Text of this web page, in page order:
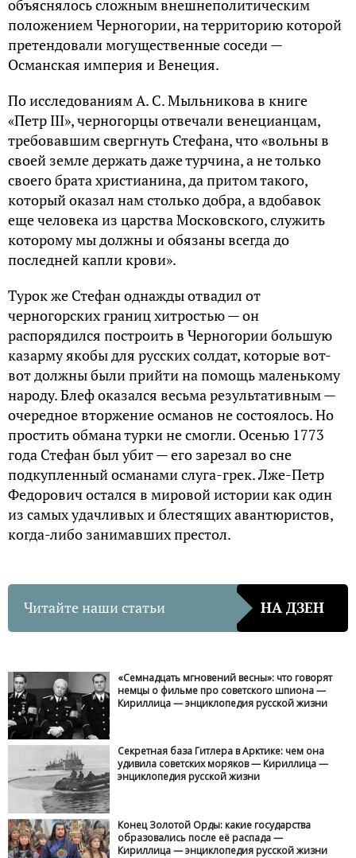
объяснялось сложным внешнеполитическим
положением Черногории, на территорию которой
претендовали могущественные соседи —
Османская империя и Венеция.
По исследованиям А. С. Мыльникова в книге
«Петр III», черногорцы отвечали венецианцам,
требовавшим свергнуть Стефана, что «вольны в
своей земле держать даже турчина, а не только
своего брата христианина, да притом такого,
который оказал нам столько добра, а вдобавок
еще человека из царства Московского, служить
которому мы должны и обязаны всегда до
последней капли крови».
Турок же Стефан однажды отвадил от
черногорских границ хитростью — он
распорядился построить в Черногории большую
казарму якобы для русских солдат, которые вот-
вот должны были прийти на помощь маленькому
народу. Блеф оказался весьма результативным —
очередное вторжение османов не состоялось. Но
простить обмана турки не смогли. Осенью 1773
года Стефан был убит — его зарезал во сне
подкупленный османами слуга-грек. Лже-Петр
Федорович остался в мировой истории как один
из самых удачливых и блестящих авантюристов,
когда-либо занимавших престол.
Читайте наши статьи НА ДЗЕН
«Семнадцать мгновений весны»: что говорят
немцы о фильме про советского шпиона —
Кириллица — энциклопедия русской жизни
Секретная база Гитлера в Арктике: чем она
удивила советских моряков — Кириллица —
энциклопедия русской жизни
Конец Золотой Орды: какие государства
образовались после её распада —
Кириллица — энциклопедия русской жизни